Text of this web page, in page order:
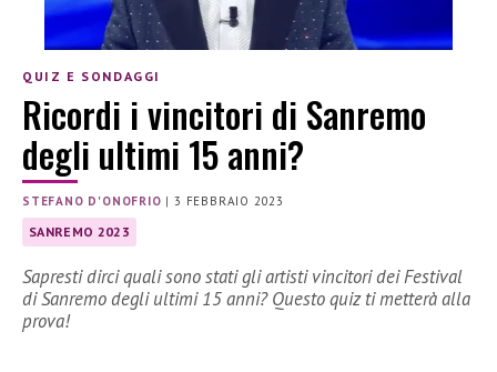
QUIZ E SONDAGGI
Ricordi i vincitori di Sanremo
degli ultimi 15 anni?
STEFANO D'ONOFRIO |3 FEBBRAIO 2023
SANREMO 2023
Sapresti dirci quali sono stati gli artisti vincitori dei Festival
di Sanremo degli ultimi 15 anni? Questo quiz ti metterà alla
prova!